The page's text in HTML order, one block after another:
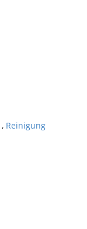
, Reinigung